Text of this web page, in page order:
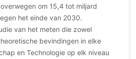
om 15,4 tot miljard
het einde van 2030.
van het meten die zowel
bevindingen in elke
en Technologie op elk niveau